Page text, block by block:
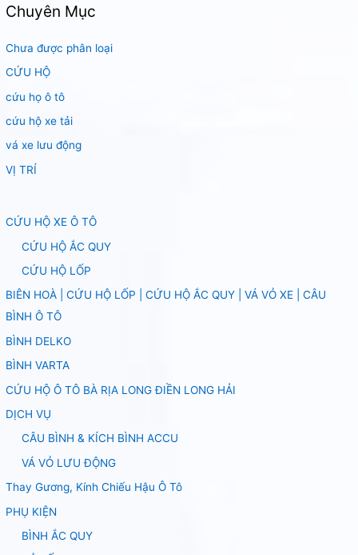
Chuyên Mục
Chưa được phân loại
CỨU HỘ
cứu họ ô tô
cứu hộ xe tải
vá xe lưu động
VỊ TRÍ
CỨU HỘ XE Ô TÔ
CỨU HỘ ẮC QUY
CỨU HỘ LỐP
BIÊN HOÀ | CỨU HỘ LỐP | CỨU HỘ ẮC QUY | VÁ VỎ XE | CÂU
BÌNH Ô TÔ
BÌNH DELKO
BÌNH VARTA
CỨU HỘ Ô TÔ BÀ RỊA LONG ĐIỀN LONG HẢI
DỊCH VỤ
CÂU BÌNH & KÍCH BÌNH ACCU
VÁ VỎ LƯU ĐỘNG
Thay Gương, Kính Chiếu Hậu Ô Tô
PHỤ KIỆN
BÌNH ẮC QUY